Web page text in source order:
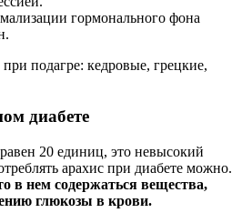
гормонального фона
диабете
20 единиц, это невысокий
арахис при диабете можно.
в нем содержаться вещества,
глюкозы в крови.